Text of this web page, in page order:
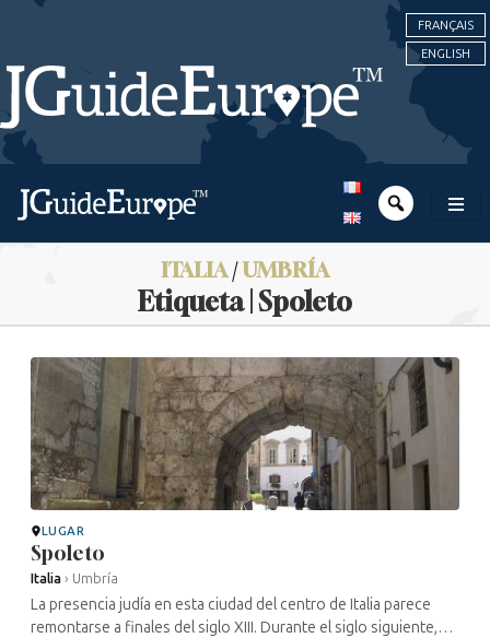
FRANÇAIS
ENGLISH
ITALIA/UMBRÍA
Etiqueta | Spoleto
LUGAR
Spoleto
Italia › Umbría
La presencia judía en esta ciudad del centro de Italia parece
remontarse a finales del siglo XIII. Durante el siglo siguiente,